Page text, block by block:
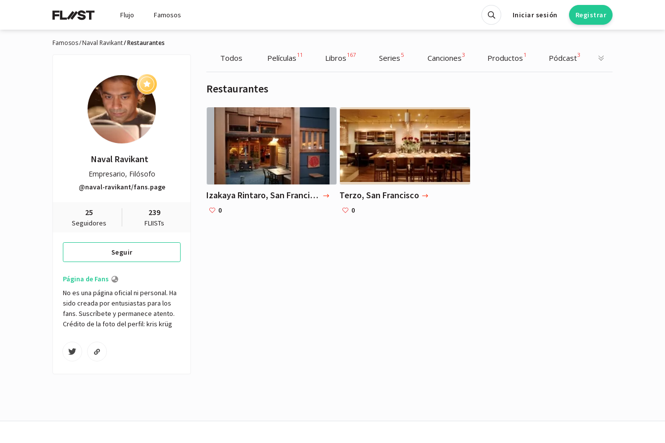
Flujo Famosos Iniciar sesión Registrar
Famosos Naval Ravikant Restaurantes
Naval Ravikant
Empresario, Filósofo
@naval-ravikant/fans.page
25
Seguidores
239
FLIISTs
Seguir
Página de Fans
No es una página oficial ni personal. Ha
sido creada por entusiastas para los
fans. Suscríbete y permanece atento.
Crédito de la foto del perfil: kris krüg
Todos Películas 11 Libros 167 Series 5 Canciones3 Productos 1 Pódcast3
Restaurantes
Izakaya Rintaro, San Francisco
Naval Ravikant
Empresario, Filósofo
0
Terzo, San Francisco
Naval Ravikant
Empresario, Filósofo
0